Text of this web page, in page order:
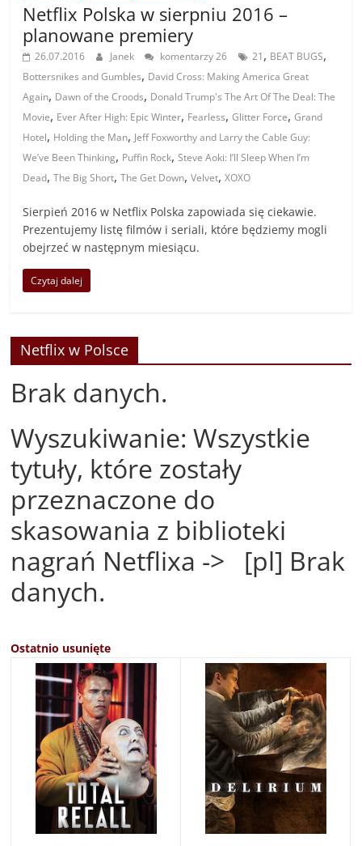
Netflix Polska w sierpniu 2016 –
planowane premiery
26.07.2016 Janek komentarzy 26 21, BEAT BUGS,
Bottersnikes and Gumbles, David Cross: Making America Great
Again, Dawn of the Croods, Donald Trump's The Art Of The Deal: The
Movie, Ever After High: Epic Winter, Fearless,Glitter Force,Grand
Hotel, Holding the Man, Jeff Foxworthy and Larry the Cable Guy:
We’ve Been Thinking, Puffin Rock,Steve Aoki: I’ll Sleep When I’m
Dead,The Big Short,The Get Down,Velvet,XOXO
Sierpień 2016 w Netflix Polska zapowiada się ciekawie.
Prezentujemy listę filmów i seriali, które będziemy mogli
obejrzeć w następnym miesiącu.
Czytaj dalej
Netflix w Polsce
Brak danych.
Wyszukiwanie: Wszystkie
tytuły, które zostały
przeznaczone do
skasowania z biblioteki
nagrań Netflixa -> [pl] Brak
danych.
Ostatnio usunięte